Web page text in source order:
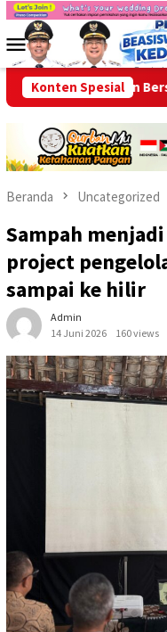
Loncat
kontenMenu
Mobile
Konten Spesial
Bersih, Cepat, dan
Beranda Uncategorized
Sampah
project
sampai ke hilir
Admin
14 Juni 2026
160 views